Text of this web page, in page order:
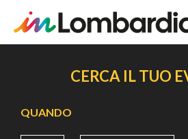
principale
CERCA IL TUO
QUANDO